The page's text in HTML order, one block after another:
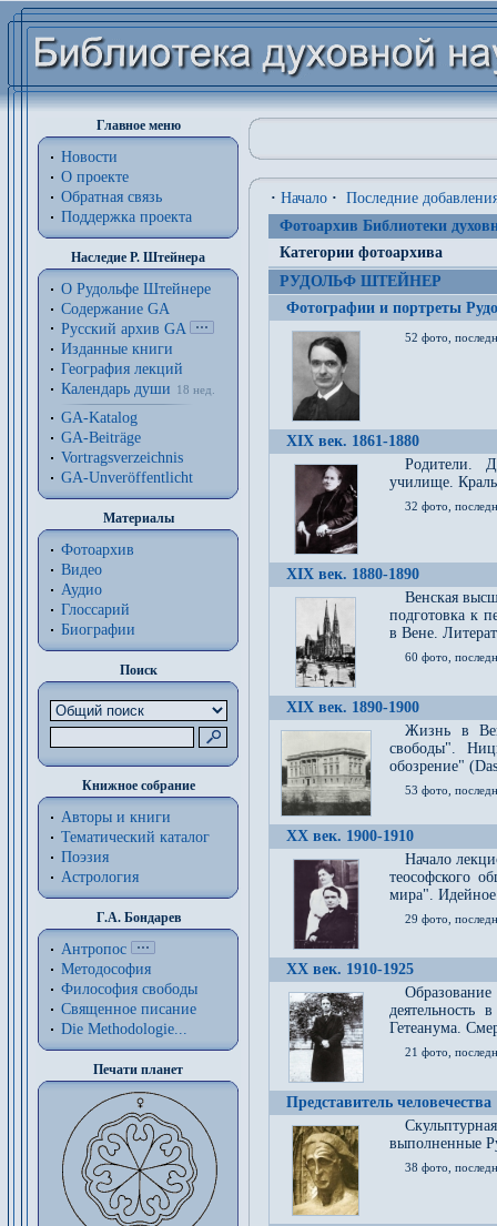
Главное меню
Новости
О проекте
Обратная связь
Поддержка проекта
Наследие Р. Штейнера
О Рудольфе Штейнере
Содержание GA
Русский архив GA
Изданные книги
География лекций
Календарь души
18 нед.
GA-Katalog
GA-Beiträge
Vortragsverzeichnis
GA-Unveröffentlicht
Материалы
Фотоархив
Видео
Аудио
Глоссарий
Биографии
Поиск
Книжное собрание
Авторы и книги
Тематический каталог
Поэзия
Астрология
Г.А. Бондарев
Антропос
Методософия
Философия cвободы
Священное писание
Die Methodologie...
Печати планет
· Начало · Последние
Фотоархив Библиотеки
Категории фотоархива
РУДОЛЬФ ШТЕЙНЕР
Фотографии и портреты
52 фото,
XIX век. 1861-1880
Родители.
училище.
32 фото,
XIX век. 1880-1890
Венская
подготовка к
в Вене.
60 фото,
XIX век. 1890-1900
Жизнь в
свободы".
обозрение"
53 фото,
XX век. 1900-1910
Начало
теософского
мира". Идейное
29 фото,
XX век. 1910-1925
Образование
деятельность
Гетеанума.
21 фото,
Представитель человечества
выполненные
38 фото,